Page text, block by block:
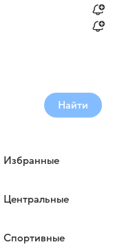
Найти
Избранные
Центральные
Спортивные